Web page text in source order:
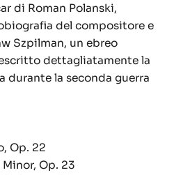
di Roman Polanski,
del compositore e
Szpilman, un ebreo
dettagliatamente la
durante la seconda guerra
Op. 22
Minor, Op. 23